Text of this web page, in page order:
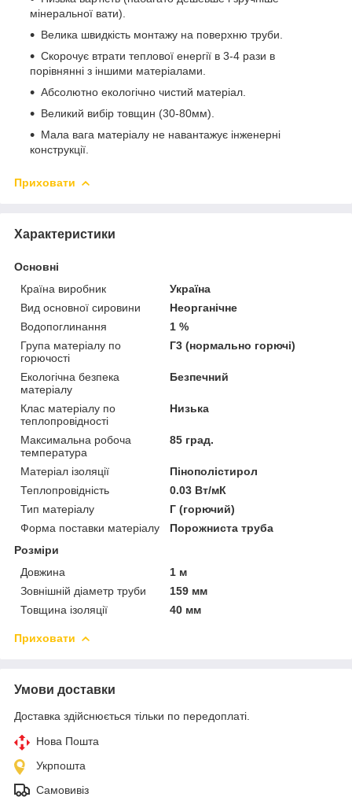
мінеральної вати).
Велика швидкість монтажу на поверхню труби.
Скорочує втрати теплової енергії в 3-4 рази в
порівнянні з іншими матеріалами.
Абсолютно екологічно чистий матеріал.
Великий вибір товщин (30-80мм).
Мала вага матеріалу не навантажує інженерні
конструкції.
Приховати
Характеристики
Основні
Країна виробник
Україна
Вид основної сировини
Неорганічне
Водопоглинання
1 %
Група матеріалу по
горючості
Г3 (нормально горючі)
Екологічна безпека
матеріалу
Безпечний
Клас матеріалу по
теплопровідності
Низька
Максимальна робоча
температура
85 град.
Матеріал ізоляції
Пінополістирол
Теплопровідність
0.03 Вт/мК
Тип матеріалу
Г (горючий)
Форма поставки матеріалу
Порожниста труба
Розміри
Довжина
1 м
Зовнішній діаметр труби
159 мм
Товщина ізоляції
40 мм
Приховати
Умови доставки
Доставка здійснюється тільки по передоплаті.
Нова Пошта
Укрпошта
Самовивіз